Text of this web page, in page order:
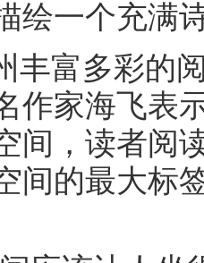
绘一个充满
丰富多彩的
作家海飞表
间，读者阅
间的最大标